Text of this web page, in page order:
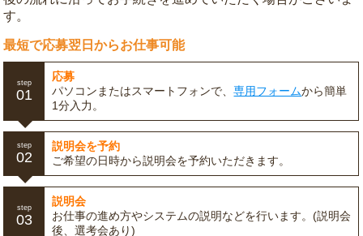
す。
最短で応募翌日からお仕事可能
step
01
応募
パソコンまたはスマートフォンで、専用フォームから簡単
1分入力。
step
02
説明会を予約
ご希望の日時から説明会を予約いただきます。
step
03
説明会
お仕事の進め方やシステムの説明などを行います。(説明会
後、選考会あり)